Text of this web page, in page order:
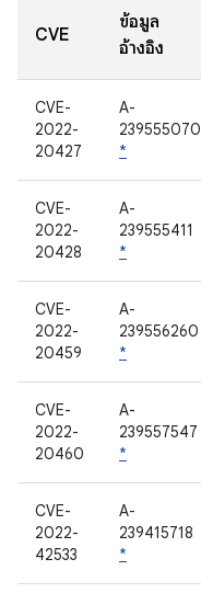
CVE
ข้อมูล
อ้างอิง
CVE-
2022-
20427
A-
239555070
*
CVE-
2022-
20428
A-
239555411
*
CVE-
2022-
20459
A-
239556260
*
CVE-
2022-
20460
A-
239557547
*
CVE-
2022-
42533
A-
239415718
*